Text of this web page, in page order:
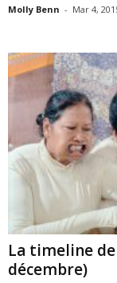
Molly Benn - Mar 4,
La timeline
décembre)